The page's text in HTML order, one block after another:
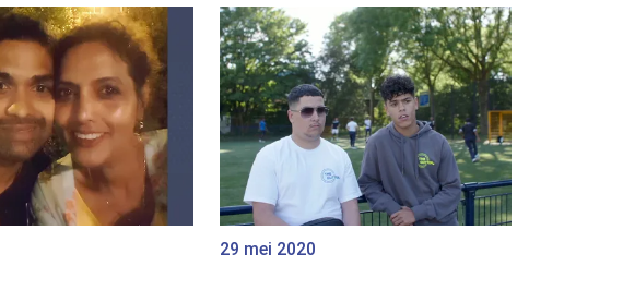
29 mei 2020